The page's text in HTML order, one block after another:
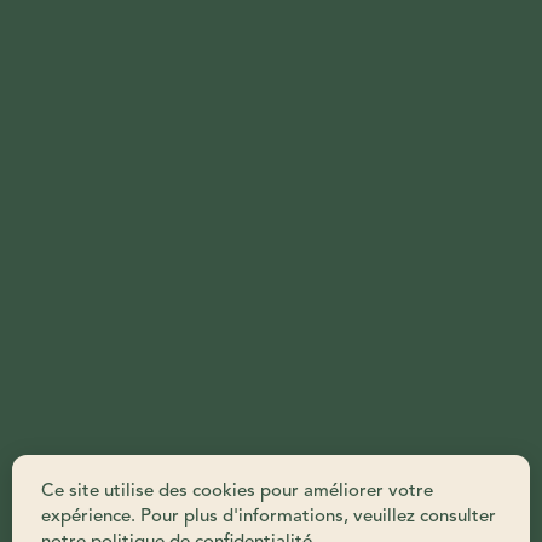
Ce site utilise des cookies pour améliorer votre
expérience. Pour plus d'informations, veuillez consulter